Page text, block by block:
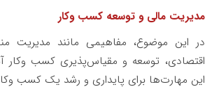
مدیریت مالی و توسعه کسب‌ وکار
در این موضوع، مفاهیمی مانند مدیریت
اقتصادی، توسعه و مقیاس‌پذیری کسب‌
این مهارت‌ها برای پایداری و رشد یک کسب‌